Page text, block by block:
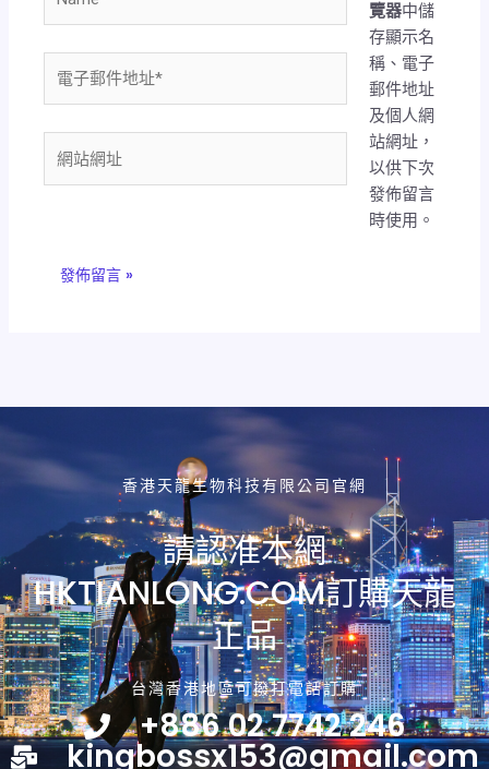
子
地
站
覽器中儲
存顯示名
稱、電子
郵件地址
及個人網
站網址，
以供下次
發佈留言
時使用。
香港天龍生物科技有限公司官網
請認准本網
HKTIANLONG.COM訂購天龍
正品
台灣香港地區可撥打電話訂購
+886 02 7742 246
kingbossx153@gmail.com